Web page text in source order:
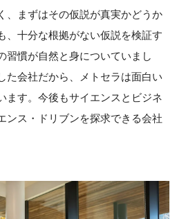
、まずはその仮説が真実かどうか
、十分な根拠がない仮説を検証す
習慣が自然と身についていまし
た会社だから、メトセラは面白い
ます。今後もサイエンスとビジネ
ンス・ドリブンを探求できる会社